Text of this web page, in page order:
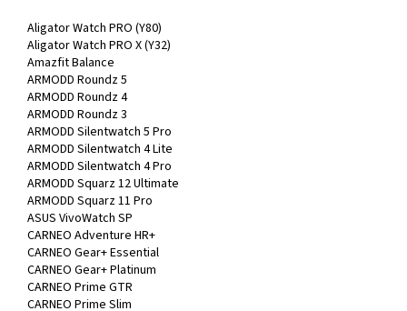
Aligator Watch PRO (Y80)
Aligator Watch PRO X (Y32)
Amazfit Balance
ARMODD Roundz 5
ARMODD Roundz 4
ARMODD Roundz 3
ARMODD Silentwatch 5 Pro
ARMODD Silentwatch 4 Lite
ARMODD Silentwatch 4 Pro
ARMODD Squarz 12 Ultimate
ARMODD Squarz 11 Pro
ASUS VivoWatch SP
CARNEO Adventure HR+
CARNEO Gear+ Essential
CARNEO Gear+ Platinum
CARNEO Prime GTR
CARNEO Prime Slim